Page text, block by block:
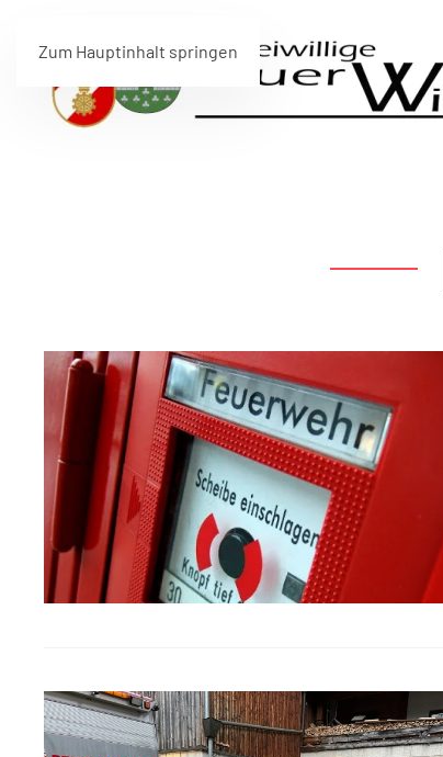
Zum Hauptinhalt springen